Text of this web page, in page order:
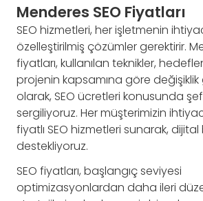
Menderes SEO Fiyatları
SEO hizmetleri, her işletmenin
özelleştirilmiş çözümler gerektirir.
fiyatları, kullanılan teknikler,
projenin kapsamına göre değişiklik
olarak, SEO ücretleri konusunda
sergiliyoruz. Her müşterimizin
fiyatlı SEO hizmetleri sunarak, dijital
destekliyoruz.
SEO fiyatları, başlangıç seviyesi
optimizasyonlardan daha ileri